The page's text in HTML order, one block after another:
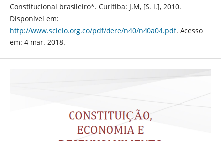
Constitucional brasileiro*. Curitiba: J.M, [S. l.], 2010.
Disponível em:
http://www.scielo.org.co/pdf/dere/n40/n40a04.pdf. Acesso
em: 4 mar. 2018.